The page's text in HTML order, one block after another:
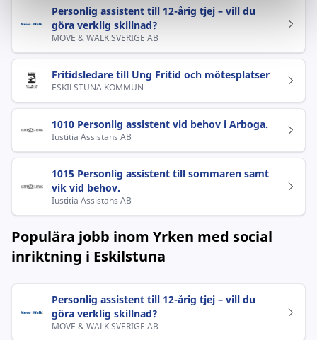
Personlig assistent till 12-årig tjej – vill du
göra verklig skillnad?
MOVE & WALK SVERIGE AB
Fritidsledare till Ung Fritid och mötesplatser
ESKILSTUNA KOMMUN
1010 Personlig assistent vid behov i Arboga.
Iustitia Assistans AB
1015 Personlig assistent till sommaren samt
vik vid behov.
Iustitia Assistans AB
Populära jobb inom Yrken med social
inriktning i Eskilstuna
Personlig assistent till 12-årig tjej – vill du
göra verklig skillnad?
MOVE & WALK SVERIGE AB